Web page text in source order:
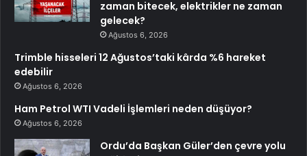
zaman bitecek, elektrikler ne zaman
gelecek?
Ağustos 6, 2026
Trimble hisseleri 12 Ağustos’taki kârda %6 hareket
edebilir
Ağustos 6, 2026
Ham Petrol WTI Vadeli İşlemleri neden düşüyor?
Ağustos 6, 2026
Ordu’da Başkan Güler’den çevre yolu